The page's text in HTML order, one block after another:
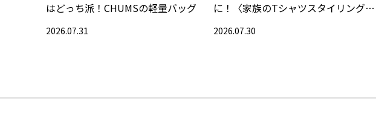
はどっち派！CHUMSの軽量バッグ
2026.07.31
に！〈家族のTシャツスタイリング特
2026.07.30